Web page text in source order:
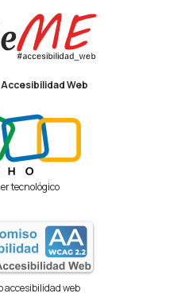
Accesibilidad Web
tecnológico
accesibilidad web